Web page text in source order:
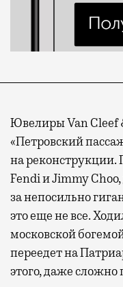
Ювелиры Van Cleef
«Петровский
на реконструкции.
Fendi и Jimmy
за непосильно
это еще не все.
московской
переедет на
этого, даже сложно